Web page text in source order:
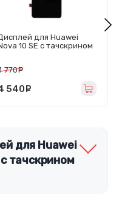
для Huawei
10 SE с тачскрином
770
540
для Huawei
тачскрином